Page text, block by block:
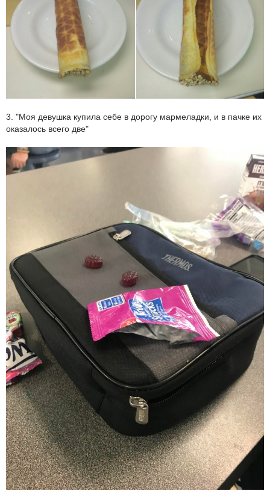
3. "Моя девушка купила себе в дорогу мармеладки, и в пачке их
оказалось всего две"